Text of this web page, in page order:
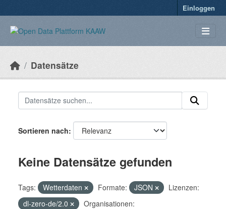
Einloggen
Datensätze
Sortieren nach
Keine Datensätze gefunden
Tags: Wetterdaten Formate: JSON
Lizenzen:
dl-zero-de/2.0
Organisationen: